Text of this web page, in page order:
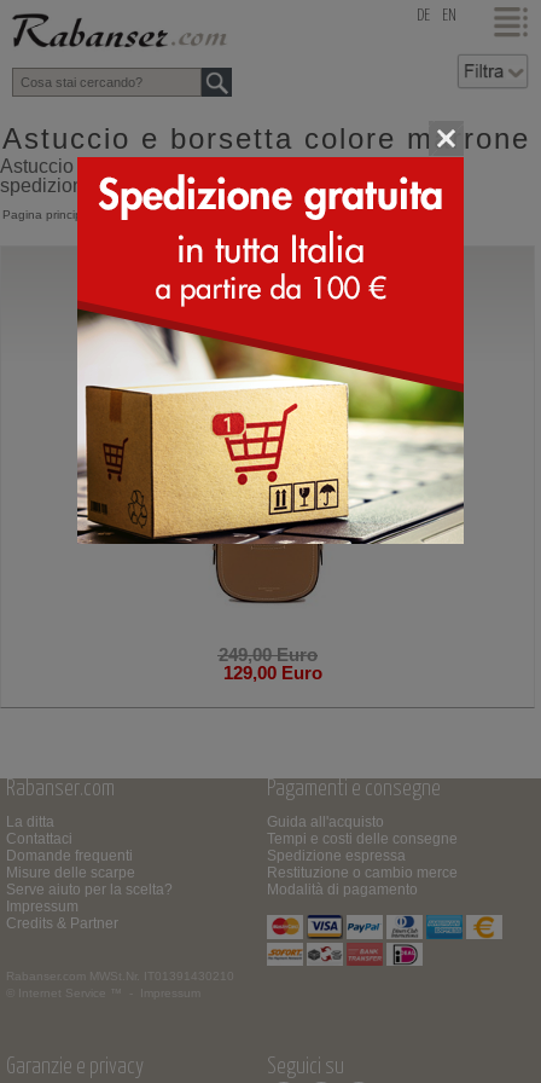
top DE EN
Astuccio e borsetta colore marrone
Astuccio e borsetta colore marrone online shop con
spedizione direttamente dall'Italia
Pagina principale > Accessori >
Gianni Chiarini
BS 10560 Sandy
249,00 Euro
129,00 Euro
Rabanser.com
La ditta
Contattaci
Domande frequenti
Misure delle scarpe
Serve aiuto per la scelta?
Impressum
Credits & Partner
Rabanser.com
MWSt.Nr. IT01391430210
© Internet Service ™ -
Impressum
Pagamenti e consegne
Guida all'acquisto
Tempi e costi delle consegne
Spedizione espressa
Restituzione o cambio merce
Modalità di pagamento
Garanzie e privacy Seguici su